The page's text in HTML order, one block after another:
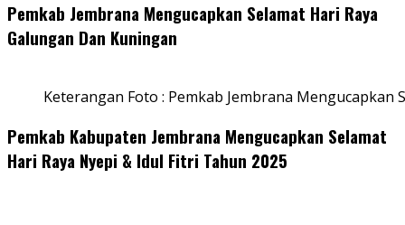
Pemkab Jembrana Mengucapkan Selamat Hari Raya
Galungan Dan Kuningan
Keterangan Foto : Pemkab Jembrana Mengucapkan
Pemkab Kabupaten Jembrana Mengucapkan Selamat
Hari Raya Nyepi & Idul Fitri Tahun 2025